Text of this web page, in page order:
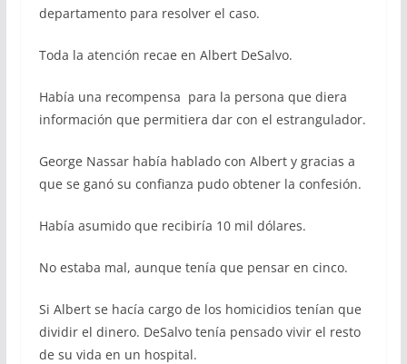
departamento para resolver el caso.
Toda la atención recae en Albert DeSalvo.
Había una recompensa para la persona que diera
información que permitiera dar con el estrangulador.
George Nassar había hablado con Albert y gracias a
que se ganó su confianza pudo obtener la confesión.
Había asumido que recibiría 10 mil dólares.
No estaba mal, aunque tenía que pensar en cinco.
Si Albert se hacía cargo de los homicidios tenían que
dividir el dinero. DeSalvo tenía pensado vivir el resto
de su vida en un hospital.